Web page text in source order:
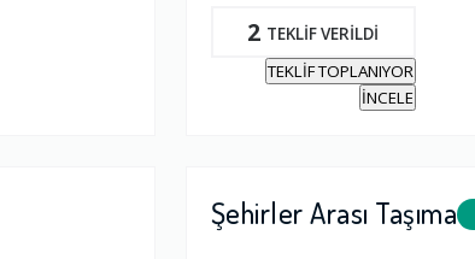
2 TEKLİF VERİLDİ
TEKLİF TOPLANIYOR
İNCELE
Şehirler Arası Taşıma